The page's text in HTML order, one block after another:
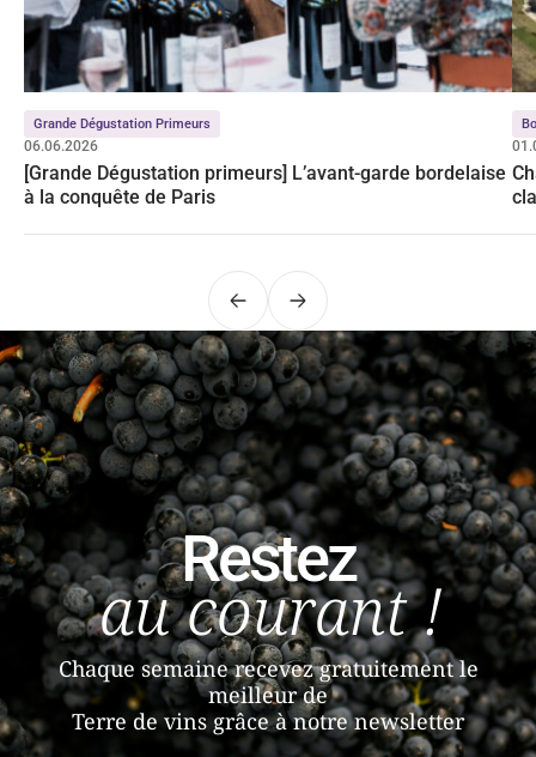
Grande Dégustation Primeurs
06.06.2026
[Grande Dégustation primeurs] L’avant-garde bordelaise
à la conquête de Paris
PrécédentSuivant
Restez
au courant !
Chaque semaine recevez gratuitement le
meilleur de
Terre de vins grâce à notre newsletter